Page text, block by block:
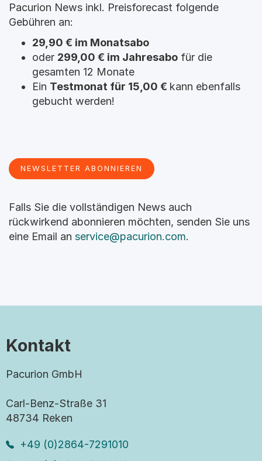
Pacurion News inkl. Preisforecast folgende
Gebühren an:
29,90 € im Monatsabo
oder 299,00 € im Jahresabo für die
gesamten 12 Monate
Ein Testmonat für 15,00 € kann ebenfalls
gebucht werden!
NEWSLETTER ABONNIEREN
Falls Sie die vollständigen News auch
rückwirkend abonnieren möchten, senden Sie uns
eine Email an service@pacurion.com.
Kontakt
Pacurion GmbH
Carl-Benz-Straße 31
48734 Reken
+49 (0)2864-7291010